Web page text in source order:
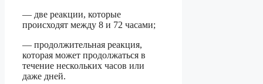
— две реакции, которые
происходят между 8 и 72 часами;
— продолжительная реакция,
которая может продолжаться в
течение нескольких часов или
даже дней.